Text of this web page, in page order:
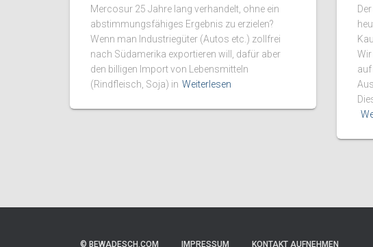
Mercosur 25 Jahre lang verhandelt, ohne ein
abstimmungsfähiges Ergebnis zu erzielen?
Wenn man Industriegüter (Autos etc.) zollfrei
nach Südamerika exportieren will, dafür aber
den billigen Import von Lebensmitteln
(Rindfleisch, Soja) in Weiterlesen
Wir
© BEWADESCH.COM IMPRESSUM KONTAKT AUFNEHMEN